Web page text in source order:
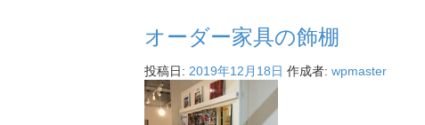
オーダー家具の飾棚
投稿日: 2019年12月18日 作成者: wpmaster